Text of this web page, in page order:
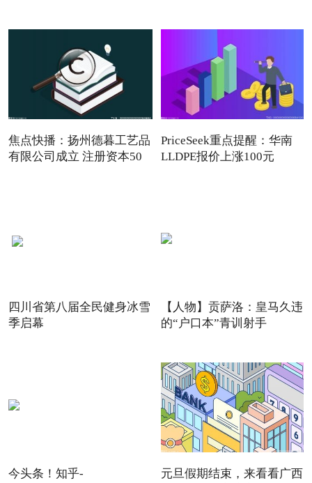
焦点快播：扬州德暮工艺品
有限公司成立 注册资本50
PriceSeek重点提醒：华南
LLDPE报价上涨100元
四川省第八届全民健身冰雪
季启幕
【人物】贡萨洛：皇马久违
的“户口本”青训射手
今头条！知乎-
元旦假期结束，来看看广西